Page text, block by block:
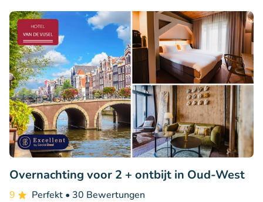
Overnachting voor 2 + ontbijt in Oud-West
9 Perfekt • 30 Bewertungen